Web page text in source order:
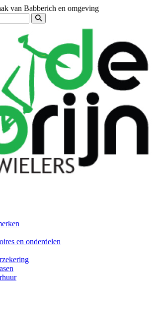
van Babberich en omgeving
en onderdelen